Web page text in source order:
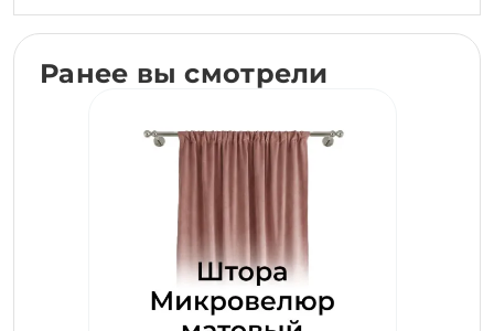
Ранее вы смотрели